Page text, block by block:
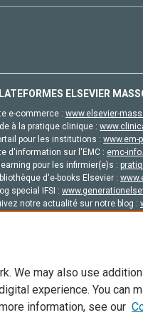
ELSEVIER
e-commerce : www.elsevier-
à la pratique clinique :
pour les institutions : www.em-
d'information sur l'EMC : emc-
pour les infirmier(e)s :
d'e-books Elsevier :
special IFSI :
notre actualité sur notre blog :
concédants de licence et ses
We may also use
experience. You can
information, see our